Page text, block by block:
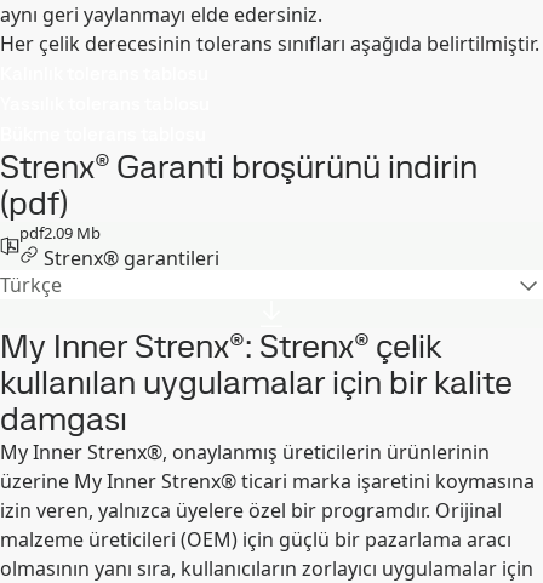
aynı geri yaylanmayı elde edersiniz.
Her çelik derecesinin tolerans sınıfları aşağıda belirtilmiştir.
Strenx® Garanti broşürünü indirin
(pdf)
pdf2.09 Mb
Strenx® garantileri
Türkçe
My Inner Strenx®: Strenx® çelik
kullanılan uygulamalar için bir kalite
damgası
My Inner Strenx®, onaylanmış üreticilerin ürünlerinin
üzerine My Inner Strenx® ticari marka işaretini koymasına
izin veren, yalnızca üyelere özel bir programdır. Orijinal
malzeme üreticileri (OEM) için güçlü bir pazarlama aracı
olmasının yanı sıra, kullanıcıların zorlayıcı uygulamalar için